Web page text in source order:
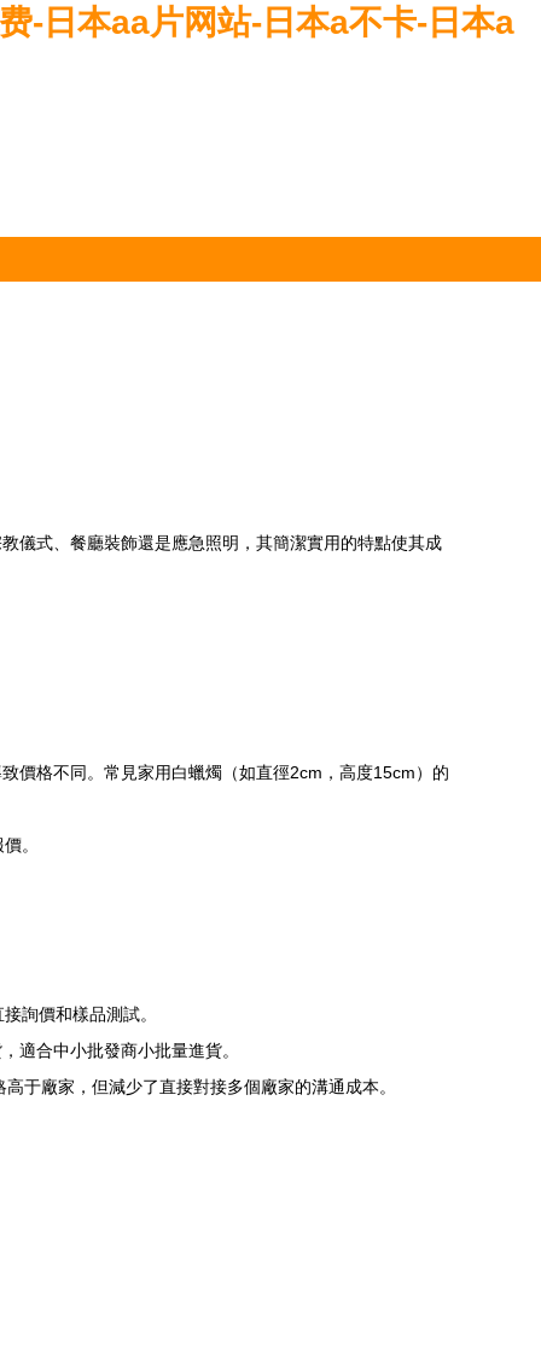
-日本aa片网站-日本a不卡-日本a
儀式、餐廳裝飾還是應急照明，其簡潔實用的特點使其成
價格不同。常見家用白蠟燭（如直徑2cm，高度15cm）的
。
詢價和樣品測試。
適合中小批發商小批量進貨。
于廠家，但減少了直接對接多個廠家的溝通成本。